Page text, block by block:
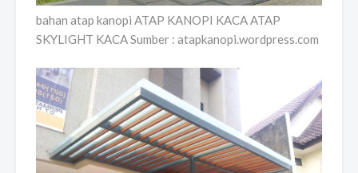
bahan atap kanopi ATAP KANOPI KACA ATAP
SKYLIGHT KACA Sumber : atapkanopi.wordpress.com